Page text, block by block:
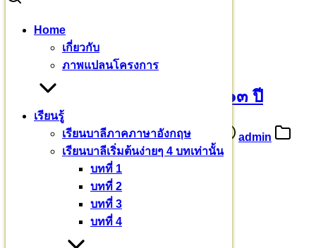
Home
เกี่ยวกับ
ภาพแปลนโครงการ
เรียนรู้
เรียนบาลีภาคภาษาอังกฤษ
เรียนบาลีเริ่มต้นง่ายๆ 4 บทเท่านั้น
บทที่ 1
บทที่ 2
บทที่ 3
บทที่ 4
Search
รับสมัครยุวชนชาย อายุไม่เกิน ๑๓ ปี
รับสมัครยุวชนชาย อายุไม่เกิน ๑๓ ปี
10 กุมภาพันธ์ 256728 กุมภาพันธ์ 2024
admin
รับสมัครยุวชนชาย
เตปิฏกบาลีศากยสีหะ